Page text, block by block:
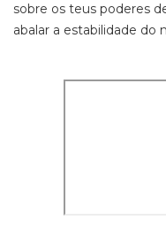
sobre os teus poderes
abalar a estabilidade do